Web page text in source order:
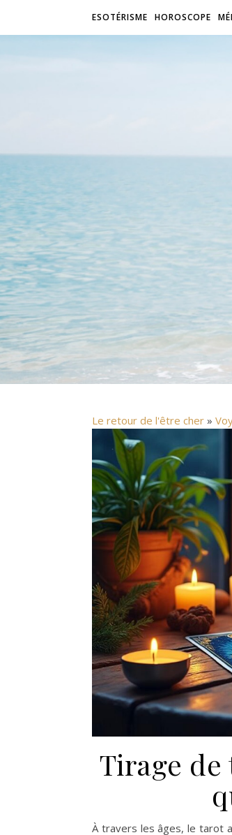
ESOTÉRISME HOROSCOPE
Le retour de l'être cher »
Tirage
À travers les âges, le tarot